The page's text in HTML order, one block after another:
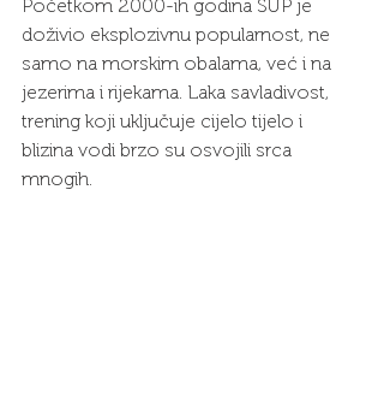
Početkom 2000-ih godina SUP je
doživio eksplozivnu popularnost, ne
samo na morskim obalama, već i na
jezerima i rijekama. Laka savladivost,
trening koji uključuje cijelo tijelo i
blizina vodi brzo su osvojili srca
mnogih.